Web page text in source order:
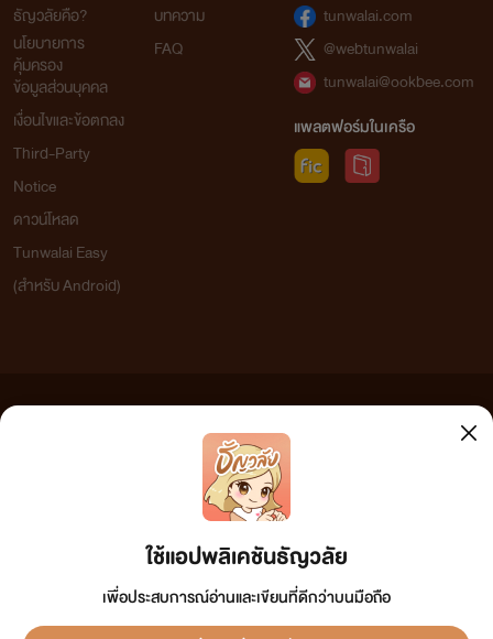
ใช้แอปพลิเคชันธัญวลัย
เพื่อประสบการณ์อ่านและเขียนที่ดีกว่าบนมือถือ
ธัญวลัยคือ?
นโยบายการ
คุ้มครอง
ข้อมูลส่วนบุคคล
เงื่อนไขและข้อตกลง
Third-Party
Notice
ดาวน์โหลด
Tunwalai Easy
(สำหรับ Android)
บทความ
FAQ
tunwalai.com
@webtunwalai
tunwalai@ookbee.com
แพลตฟอร์มในเครือ
เว็บไซต์แห่งนี้ไม่ได้เห็นด้วยและไม่ขอรับผิดชอบต่อข้อความใดๆ ทั้งสิ้น ดังนั้นผู้อ่านทุกท่านโปรดใช้
วิจารณญาณในการกลั่นกรองด้วยตนเอง และหากท่านพบข้อความใดๆ ที่ขัดต่อกฎหมายและศีลธรรม
กรุณาแจ้งมาที่ tunwalai@ookbee.com เพื่อทีมงานจะได้ดำเนินการในทันที ทั้งนี้ ทางเว็บไซต์ขอสงวน
ลิขสิทธิ์ตามพระราชบัญญัติลิขสิทธิ์ (ฉบับเพิ่มเติม) พ.ศ.2558